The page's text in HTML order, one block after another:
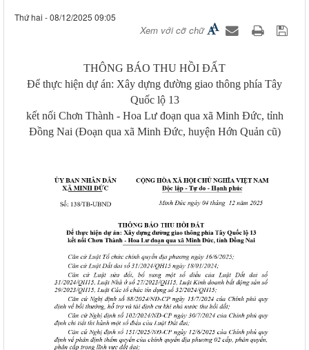
Thứ hai - 08/12/2025 09:05
Xem với cỡ chữ
THÔNG BÁO THU HỒI ĐẤT
Để thực hiện dự án: Xây dựng đường giao thông phía Tây
Quốc lộ 13
kết nối Chơn Thành - Hoa Lư đoạn qua xã Minh Đức, tỉnh
Đồng Nai (Đoạn qua xã Minh Đức, huyện Hớn Quản cũ)